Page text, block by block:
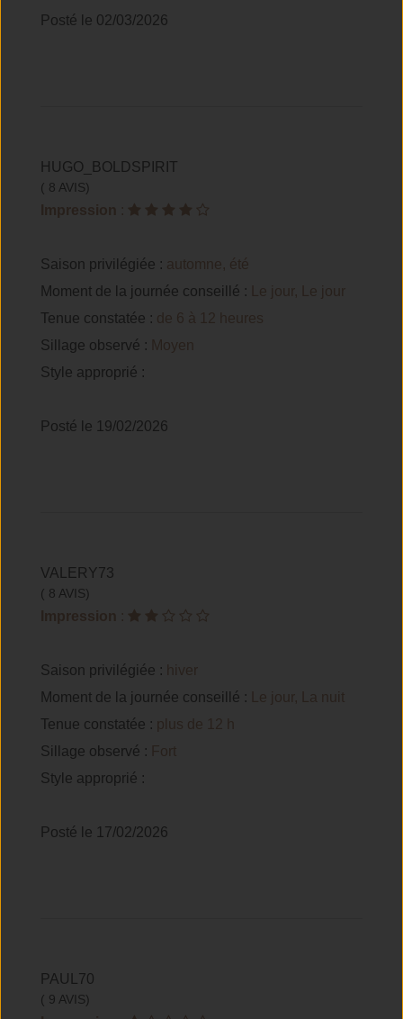
Posté le 02/03/2026
HUGO_BOLDSPIRIT
( 8 AVIS)
Impression :
Saison privilégiée : automne, été
Moment de la journée conseillé :
Le jour, Le jour
Tenue constatée : de 6 à 12 heures
Sillage observé : Moyen
Style approprié :
Posté le 19/02/2026
VALERY73
( 8 AVIS)
Impression :
Saison privilégiée : hiver
Moment de la journée conseillé :
Le jour, La nuit
Tenue constatée : plus de 12 h
Sillage observé : Fort
Style approprié :
Posté le 17/02/2026
PAUL70
( 9 AVIS)